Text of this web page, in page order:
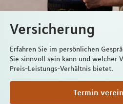
Versicherung
Erfahren Sie im persönlichen
Sie sinnvoll sein kann und welcher
Preis-Leistungs-Verhältnis bietet.
Termin